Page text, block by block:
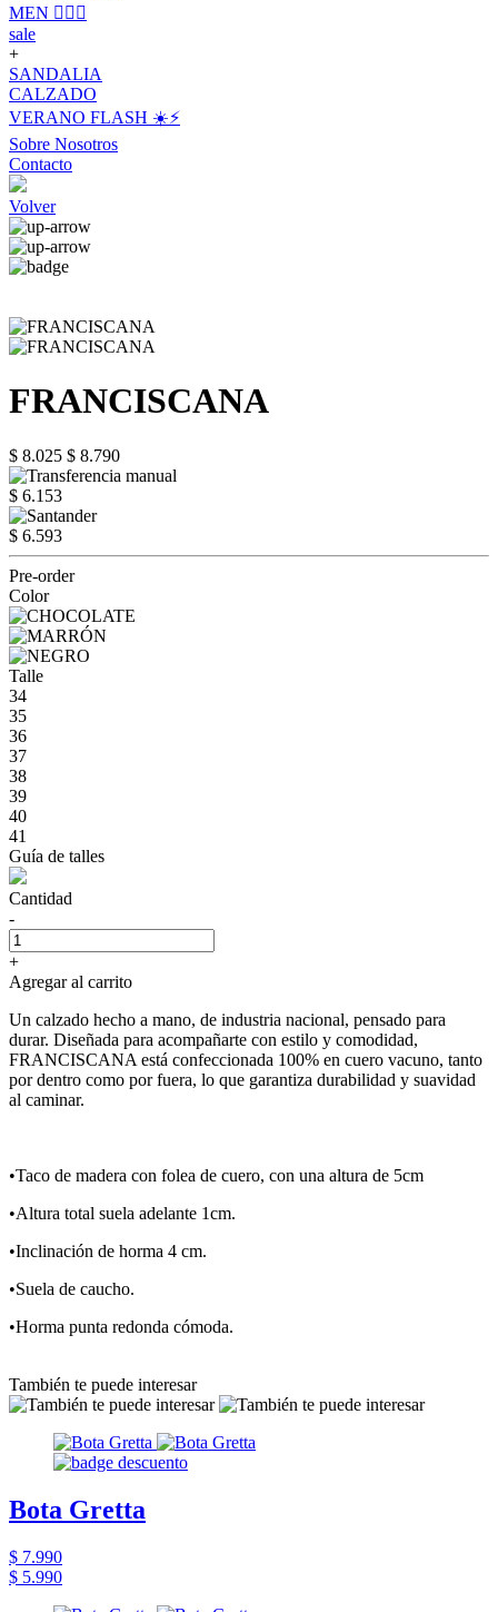
MEN 🙋🏽‍♂️
sale
+
SANDALIA
CALZADO
VERANO FLASH ☀️⚡️
Sobre Nosotros
Contacto
Volver
FRANCISCANA
$ 8.025 $ 8.790
$ 6.153
$ 6.593
Pre-order
Color
Talle
34
35
36
37
38
39
40
41
Guía de talles
Cantidad
-
+
Agregar al carrito
Un calzado hecho a mano, de industria nacional, pensado para
durar. Diseñada para acompañarte con estilo y comodidad,
FRANCISCANA está confeccionada 100% en cuero vacuno, tanto
por dentro como por fuera, lo que garantiza durabilidad y suavidad
al caminar.
•Taco de madera con folea de cuero, con una altura de 5cm
•Altura total suela adelante 1cm.
•Inclinación de horma 4 cm.
•Suela de caucho.
•Horma punta redonda cómoda.
También te puede interesar
Bota Gretta
$ 7.990
$ 5.990